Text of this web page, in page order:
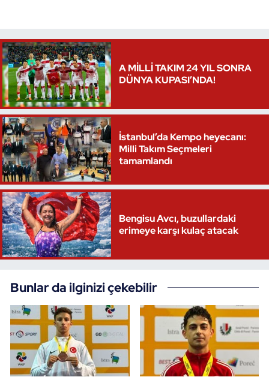
A MİLLİ TAKIM 24 YIL SONRA
DÜNYA KUPASI’NDA!
İstanbul’da Kempo heyecanı:
Milli Takım Seçmeleri
tamamlandı
Bengisu Avcı, buzullardaki
erimeye karşı kulaç atacak
Bunlar da ilginizi çekebilir
Voleybol
Vücut Geliştirme Fitness
Wushu Kungfu
Yelken
Yüzme